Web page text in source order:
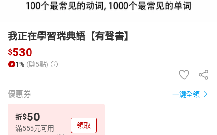
我正在學習瑞典語【有聲書】
$530
1% (賺5點)
優惠券 一鍵全領
折$50
滿555元可用 領取